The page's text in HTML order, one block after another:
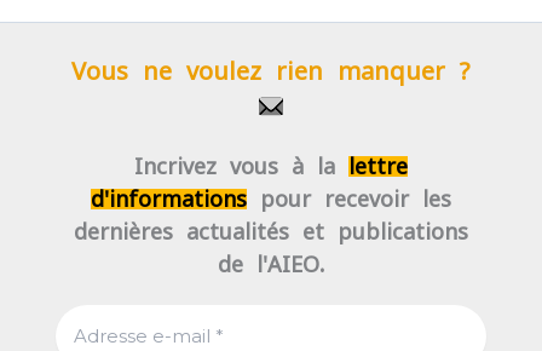
Vous ne voulez rien manquer ?
Incrivez-vous à la
lettre
d'informationspour recevoir les
dernières actualités et publications
de l'AIEO.